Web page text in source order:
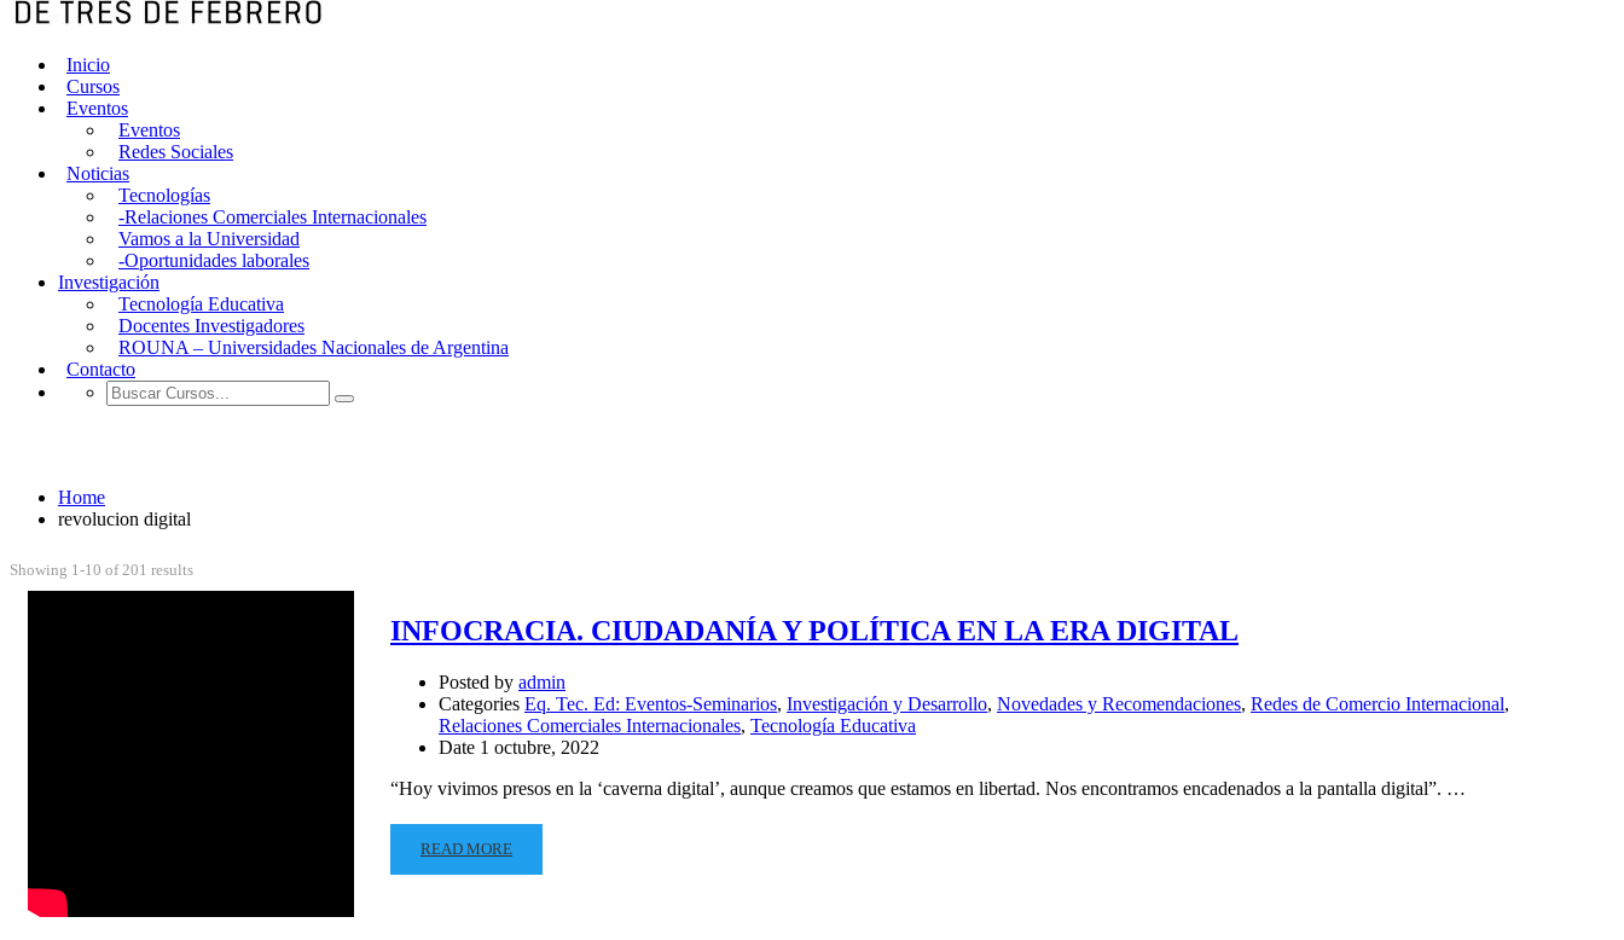
Inicio
Cursos
Eventos
Eventos
Redes Sociales
Noticias
Tecnologías
-Relaciones Comerciales Internacionales
Vamos a la Universidad
-Oportunidades laborales
Investigación
Tecnología Educativa
Docentes Investigadores
ROUNA – Universidades Nacionales de Argentina
Contacto
Home
revolucion digital
Showing 1-10 of 201 results
INFOCRACIA. CIUDADANÍA Y POLÍTICA EN LA ERA DIGITAL
Posted by admin
Categories Eq. Tec. Ed: Eventos-Seminarios, Investigación y Desarrollo, Novedades y Recomendaciones, Redes de Comercio Internacional,
Relaciones Comerciales Internacionales, Tecnología Educativa
Date 1 octubre, 2022
“Hoy vivimos presos en la ‘caverna digital’, aunque creamos que estamos en libertad. Nos encontramos encadenados a la pantalla digital”. …
READ MORE